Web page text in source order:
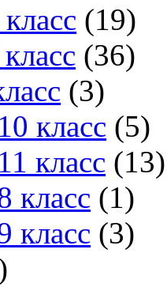
(19)
(36)
(3)
класс (5)
класс (13)
класс (1)
класс (3)